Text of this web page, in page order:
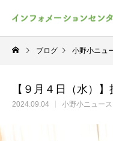
ブログ 小野小ニュ
【９月４日（水）
2024.09.04 小野小ニュース